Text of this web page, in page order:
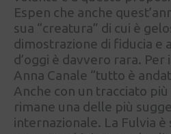
Espen che anche
sua “creatura” di cui è
dimostrazione di fiducia e
d’oggi è davvero rara. Per
Anna Canale “tutto è
Anche con un tracciato
rimane una delle più
internazionale. La Fulvia